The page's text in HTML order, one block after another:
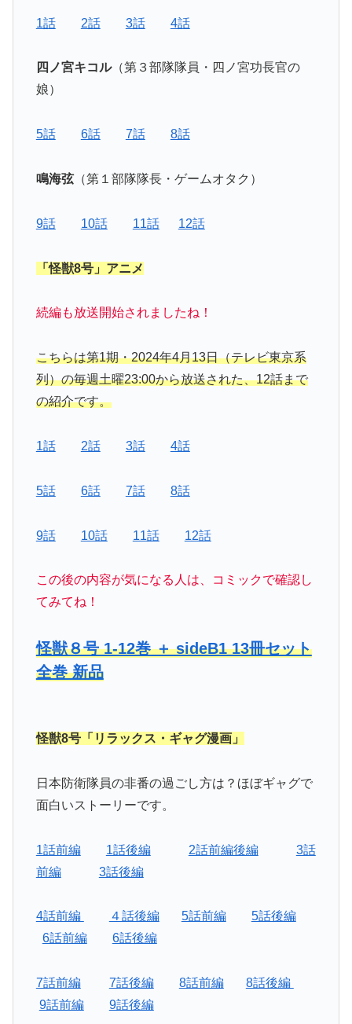
1話 2話 3話 4話
四ノ宮キコル（第３部隊隊員・四ノ宮功長官の
娘）
5話 6話 7話 8話
鳴海弦（第１部隊隊長・ゲームオタク）
9話 10話 11話 12話
「怪獣8号」アニメ
続編も放送開始されましたね！
こちらは第1期・2024年4月13日（テレビ東京系
列）の毎週土曜23:00から放送された、12話まで
の紹介です。
1話 2話 3話 4話
5話 6話 7話 8話
9話 10話 11話 12話
この後の内容が気になる人は、コミックで確認し
てみてね！
怪獣８号 1-12巻 ＋ sideB1 13冊セット
全巻 新品
怪獣8号「リラックス・ギャグ漫画」
日本防衛隊員の非番の過ごし方は？ほぼギャグで
面白いストーリーです。
1話前編 1話後編 2話前編後編
3話
前編
3話後編
4話前編 ４話後編 5話前編
5話後編
6話前編
6話後編
7話前編 7話後編 8話前編
8話後編
9話前編
9話後編